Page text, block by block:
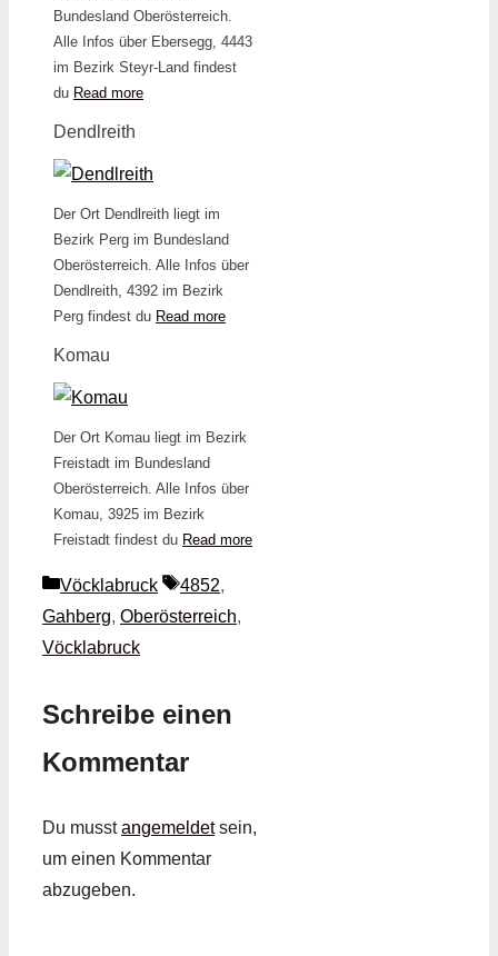
Bundesland Oberösterreich.
Alle Infos über Ebersegg, 4443
im Bezirk Steyr-Land findest
du Read more
Dendlreith
Der Ort Dendlreith liegt im
Bezirk Perg im Bundesland
Oberösterreich. Alle Infos über
Dendlreith, 4392 im Bezirk
Perg findest du Read more
Komau
Der Ort Komau liegt im Bezirk
Freistadt im Bundesland
Oberösterreich. Alle Infos über
Komau, 3925 im Bezirk
Freistadt findest du Read more
Kategorien
Vöcklabruck Schlagwörter
4852,
Gahberg, Oberösterreich,
Vöcklabruck
Schreibe einen
Kommentar
Du musstangemeldetsein,
um einen Kommentar
abzugeben.